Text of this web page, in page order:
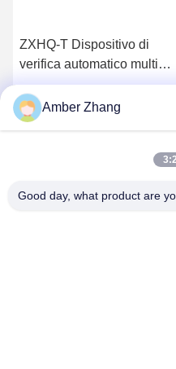
ZXHQ-T Dispositivo di
verifica automatico multi-
trasformatore intelligente,
calibratore del
trasformatore
Ottieni il miglior prezzo
Amber Zhang
Good day, what product are